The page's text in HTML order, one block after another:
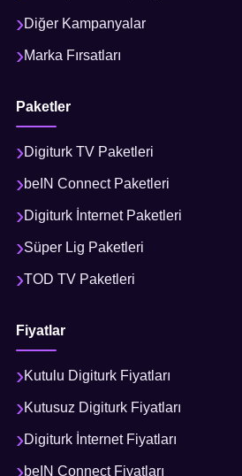
Diğer Kampanyalar
Marka Fırsatları
Paketler
Digiturk TV Paketleri
beIN Connect Paketleri
Digiturk İnternet Paketleri
Süper Lig Paketleri
TOD TV Paketleri
Fiyatlar
Kutulu Digiturk Fiyatları
Kutusuz Digiturk Fiyatları
Digiturk İnternet Fiyatları
beIN Connect Fiyatları